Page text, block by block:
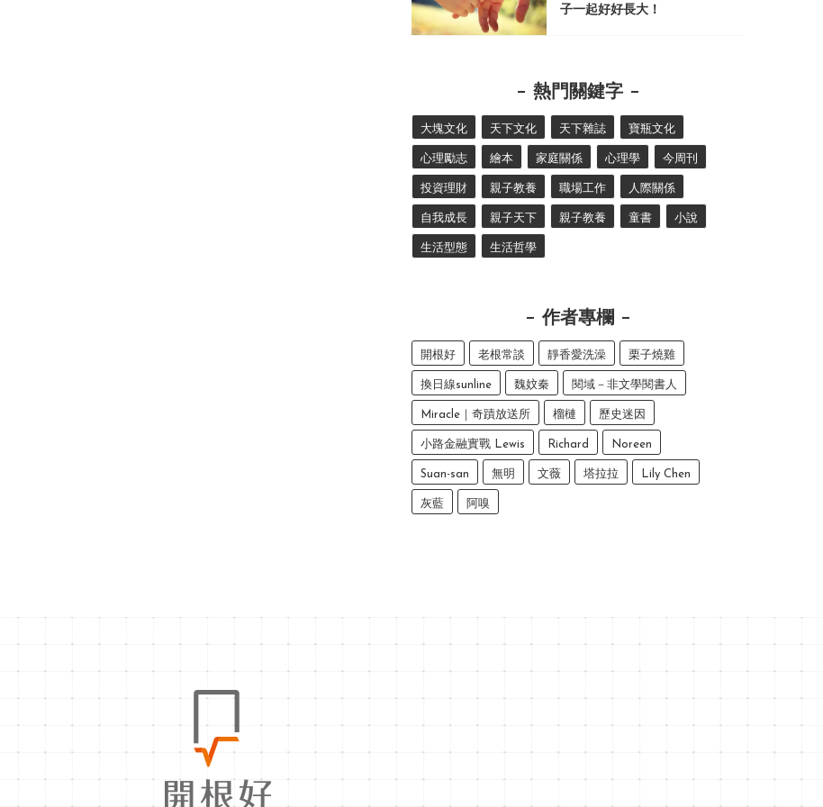
子一起好好長大！
熱門關鍵字
大塊文化 天下文化 天下雜誌 寶瓶文化
心理勵志 繪本 家庭關係 心理學 今周刊
投資理財 親子教養 職場工作 人際關係
自我成長 親子天下 親子教養 童書 小說
生活型態 生活哲學
作者專欄
開根好 老根常談 靜香愛洗澡 栗子燒雞
換日線sunline 魏妏秦 閱域－非文學閱書人
Miracle｜奇蹟放送所 榴槤 歷史迷因
小路金融實戰 Lewis Richard Noreen
Suan-san 無明 文薇 塔拉拉 Lily Chen
灰藍 阿嗅